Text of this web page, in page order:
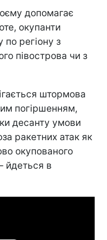
допомагає
окупанти
регіону з
півострова чи з
штормова
погіршенням,
десанту умови
ракетних атак як
окупованого
йдеться в